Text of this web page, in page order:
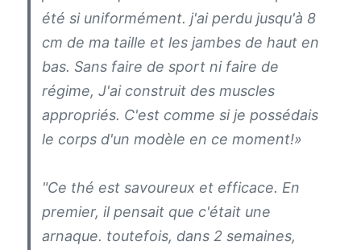
été si uniformément. j'ai perdu jusqu'à 8
cm de ma taille et les jambes de haut en
bas. Sans faire de sport ni faire de
régime, J'ai construit des muscles
appropriés. C'est comme si je possédais
le corps d'un modèle en ce moment!»
"Ce thé est savoureux et efficace. En
premier, il pensait que c'était une
arnaque. toutefois, dans 2 semaines,